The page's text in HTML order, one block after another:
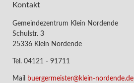
Kontakt
Gemeindezentrum Klein Nordende
Schulstr. 3
25336 Klein Nordende
Tel. 04121 - 91711
Mail buergermeister@klein-nordende.de